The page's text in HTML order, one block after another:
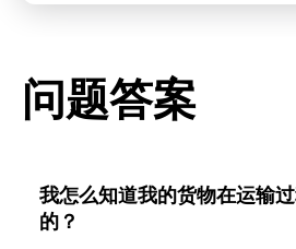
问题答案
我怎么知道我的货物在运输
的？